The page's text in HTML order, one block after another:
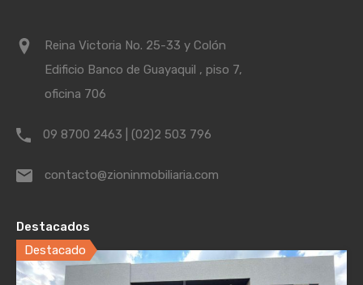
Reina Victoria No. 25-33 y Colón
Edificio Banco de Guayaquil , piso 7,
oficina 706
09 8700 2463 | (02)2 503 796
contacto@zioninmobiliaria.com
Destacados
Destacado